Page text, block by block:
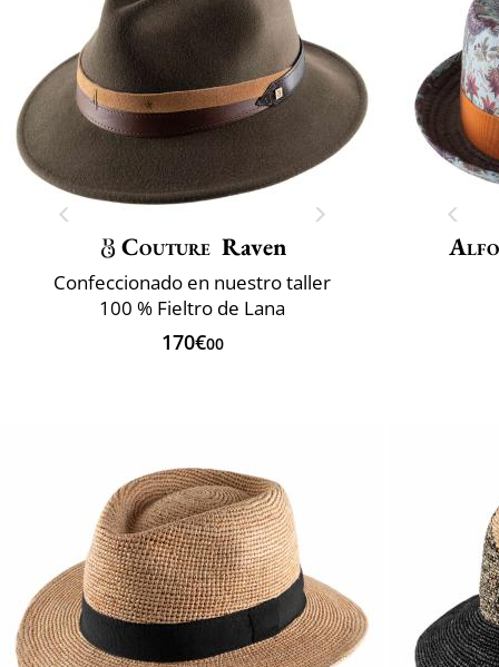
Couture Raven
Confeccionado en nuestro taller
100 % Fieltro de Lana
170€00